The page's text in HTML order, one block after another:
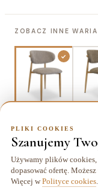
ZOBACZ INNE
Dostawa kurierem
41,99 zł
PLIKI COOKIES
Szanujemy
Używamy plików cookies,
dopasować ofertę.
Więcej w Polityce cookies